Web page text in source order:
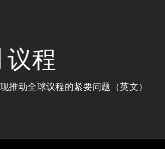
议程
推动全球议程的紧要问题（英文）